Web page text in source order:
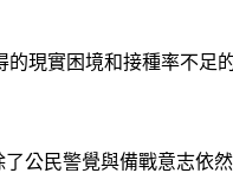
現實困境和接種率不足
公民警覺與備戰意志依